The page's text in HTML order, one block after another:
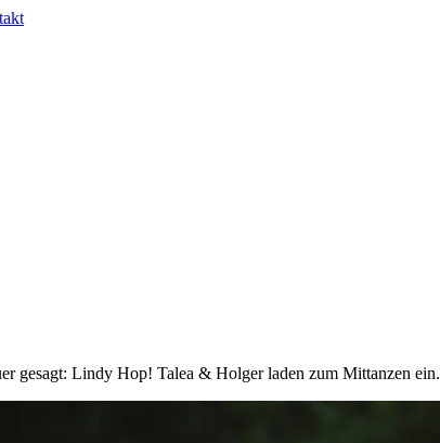
gesagt: Lindy Hop! Talea & Holger laden zum Mittanzen ein.